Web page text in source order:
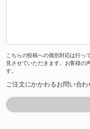
こちらの投稿への個別対応は行っ
見させていただきます。お客様の
す。
ご注文にかかわるお問い合わ